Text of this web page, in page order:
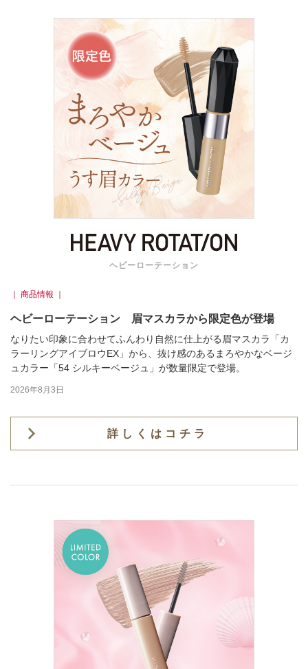
ヘビーローテーション
｜ 商品情報 ｜
ヘビーローテーション 眉マスカラから限定色が登場
なりたい印象に合わせてふんわり自然に仕上がる眉マスカラ「カ
ラーリングアイブロウEX」から、抜け感のあるまろやかなベージ
ュカラー「54 シルキーベージュ」が数量限定で登場。
2026年8月3日
詳しくはコチラ